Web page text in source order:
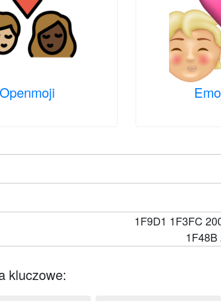
Openmoji
1F9D1 1F3FC
kluczowe: